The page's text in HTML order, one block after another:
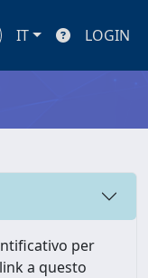
IT LOGIN
per
a questo